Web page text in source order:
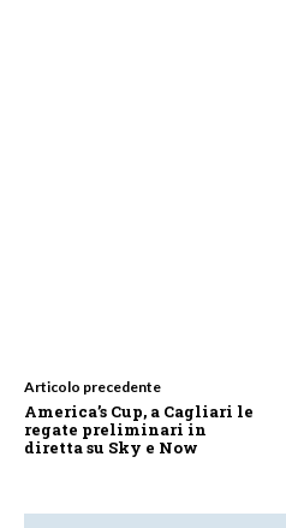
Articolo precedente
America’s Cup, a Cagliari le
regate preliminari in
diretta su Sky e Now